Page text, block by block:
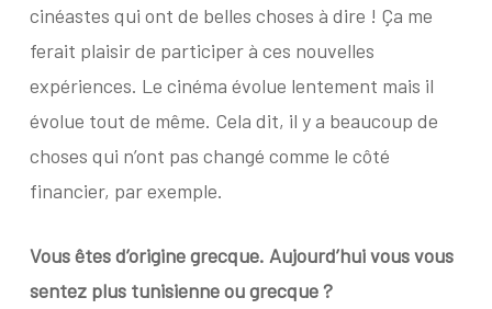
cinéastes qui ont de belles choses à dire ! Ça me
ferait plaisir de participer à ces nouvelles
expériences. Le cinéma évolue lentement mais il
évolue tout de même. Cela dit, il y a beaucoup de
choses qui n’ont pas changé comme le côté
financier, par exemple.
Vous êtes d’origine grecque. Aujourd’hui vous vous
sentez plus tunisienne ou grecque ?